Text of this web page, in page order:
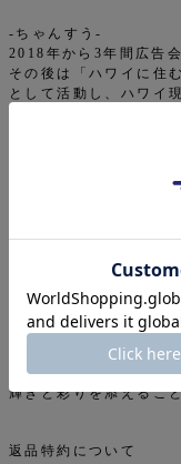
-ちゃんすう-
2018年から3年間広告
その後は「ハワイに住
として活動し、ハワイ
https://
https://
https://x.com/
「amo＝光のきらめき
来する、ハワイ発祥の
自然の美しさからイン
魅力を最大限に活かし
Amoeのアクセサリー
輝きと彩りを添えるこ
返品特約について